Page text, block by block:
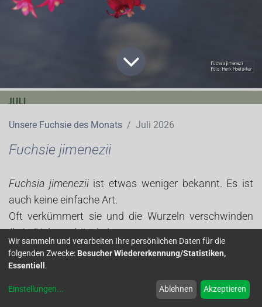
Unsere Fuchsie des Monats Juli 2026
Fuchsie jimenezii
Fuchsia jimeneziiist etwas weniger bekannt. Es ist
auch keine einfache Art.
Oft verkümmert sie und die Wurzeln verschwinden
(kein Dickmaulrüssler).
Aber es ist eine sehr schöne Art. Die Blüten stehen
Es ist die einzige Art in der Sektion Jimenezia. Sie
Wir sammeln und verarbeiten Ihre persönlichen Daten für die
folgenden Zwecke: Besucher Wiedererkennung/Statistiken,
Essentiell .
Einstellungen... Ablehnen Akzeptieren